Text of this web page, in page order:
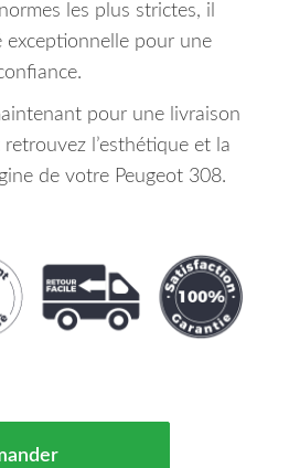
les plus strictes, il
pour une
pour une livraison
l’esthétique et la
de votre Peugeot 308.